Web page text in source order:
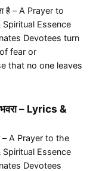
है – A Prayer to
Spiritual Essence
Devotees turn
fear or
that no one leaves
भवरा – Lyrics &
– A Prayer to the
Spiritual Essence
Devotees